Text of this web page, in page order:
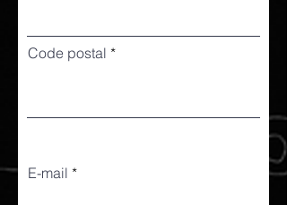
Code postal
E-mail